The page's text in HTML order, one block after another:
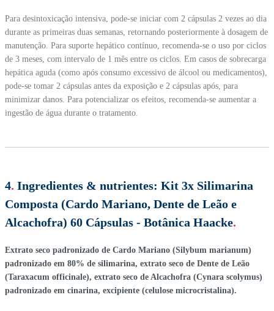
Para desintoxicação intensiva, pode-se iniciar com 2 cápsulas 2 vezes ao dia
durante as primeiras duas semanas, retornando posteriormente à dosagem de
manutenção. Para suporte hepático contínuo, recomenda-se o uso por ciclos
de 3 meses, com intervalo de 1 mês entre os ciclos. Em casos de sobrecarga
hepática aguda (como após consumo excessivo de álcool ou medicamentos),
pode-se tomar 2 cápsulas antes da exposição e 2 cápsulas após, para
minimizar danos. Para potencializar os efeitos, recomenda-se aumentar a
ingestão de água durante o tratamento.
4. Ingredientes & nutrientes: Kit 3x Silimarina
Composta (Cardo Mariano, Dente de Leão e
Alcachofra) 60 Cápsulas - Botânica Haacke.
Extrato seco padronizado de Cardo Mariano (Silybum marianum)
padronizado em 80% de silimarina, extrato seco de Dente de Leão
(Taraxacum officinale), extrato seco de Alcachofra (Cynara scolymus)
padronizado em cinarina, excipiente (celulose microcristalina).